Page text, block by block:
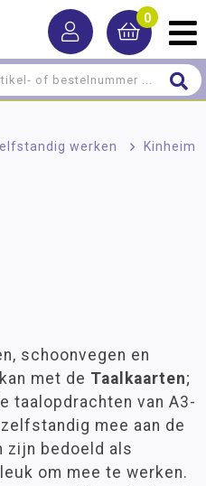
0
werken >
Kinheim
schoonvegen en
met de Taalkaarten;
taalopdrachten van A3-
mee aan de
zijn bedoeld als
om mee te werken.